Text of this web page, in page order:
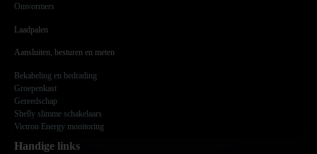
Omvormers
Laadpalen
Aansluiten, besturen en meten
Bekabeling en bedrading
Groepenkast
Gereedschap
Shelly slimme schakelaars
Victron Energy monitoring
Handige links